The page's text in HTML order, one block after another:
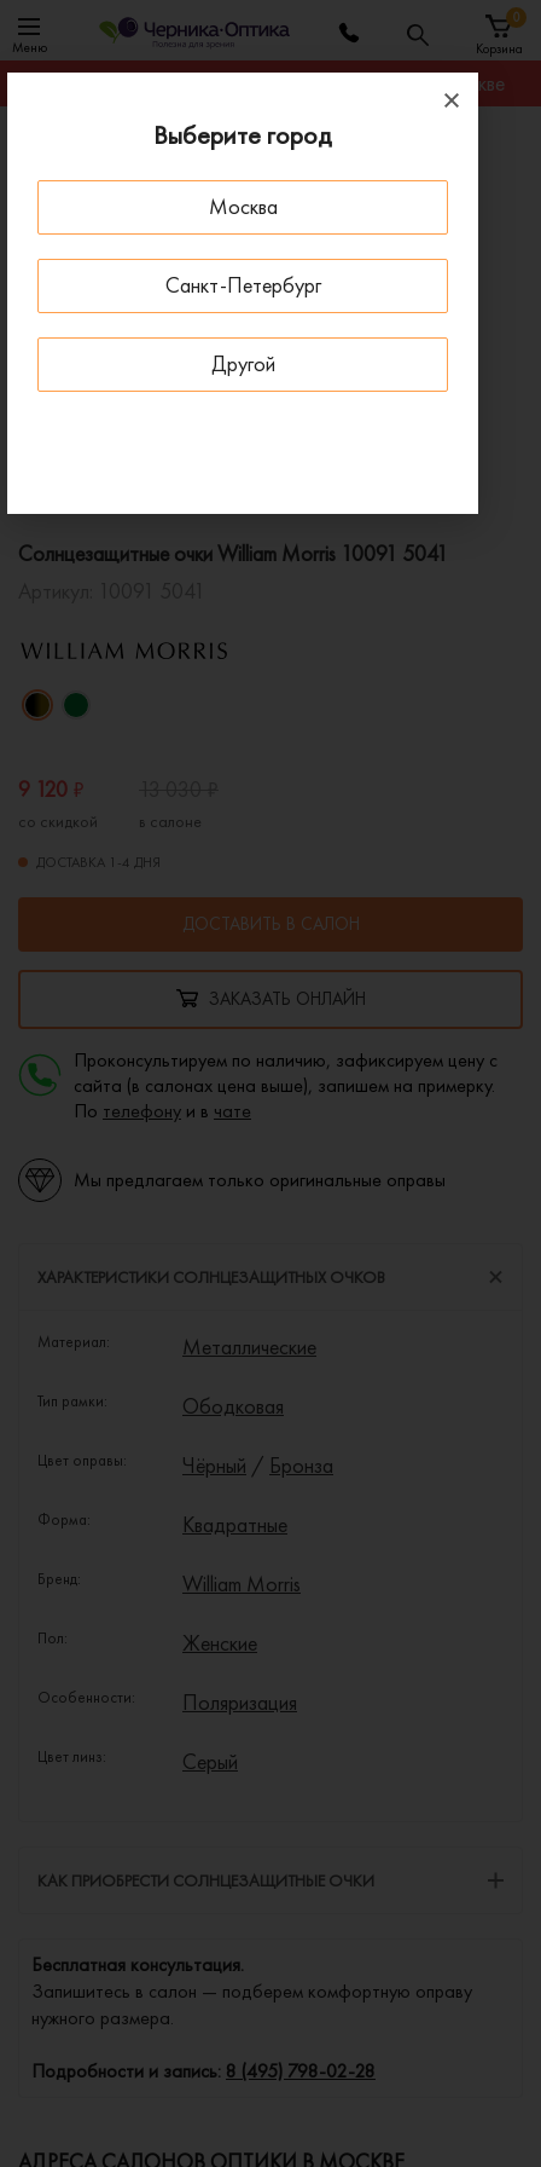
Выберите город
Москва
Санкт-Петербург
Другой
Меню Корзина
0
Гарантируем лучшую цену на любую оправу в Москве
Солнцезащитные очки
Солнцезащитные очки William Morris 10091 5041
Солнцезащитные очки William Morris 10091 5041
9 120 ₽
со скидкой в салоне
ДОСТАВКА 1-4 ДНЯ
ДОСТАВИТЬ В САЛОН
ЗАКАЗАТЬ ОНЛАЙН
Проконсультируем по наличию, зафиксируем цену с
сайта (в салонах цена выше), запишем на примерку.
По телефону и в чате
Мы предлагаем только оригинальные оправы
ХАРАКТЕРИСТИКИ СОЛНЦЕЗАЩИТНЫХ ОЧКОВ
Материал: Металлические
Тип рамки: Ободковая
Цвет оправы: Чёрный / Бронза
Форма: Квадратные
Бренд: William Morris
Пол: Женские
Особенности: Поляризация
Цвет линз: Серый
КАК ПРИОБРЕСТИ СОЛНЦЕЗАЩИТНЫЕ ОЧКИ
Бесплатная консультация.
Запишитесь в салон — подберем комфортную оправу
нужного размера.
Подробности и запись: 8 (495) 798-02-28
АДРЕСА САЛОНОВ ОПТИКИ В МОСКВЕ
ДОСТАВКА 1-4 ДНЯ